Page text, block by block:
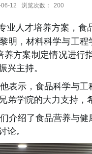
12 浏览次数： 200
人才培养方案，
明，材料科学与工
方案制定情况进
兴主持。
示，食品科学与
学院的大力支持，
绍了食品营养与
论。